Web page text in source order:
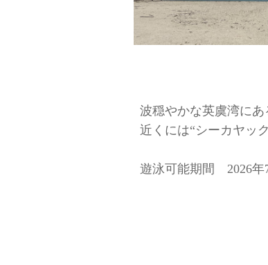
波穏やかな英虞湾に
近くには“シーカヤッ
遊泳可能期間 2026年